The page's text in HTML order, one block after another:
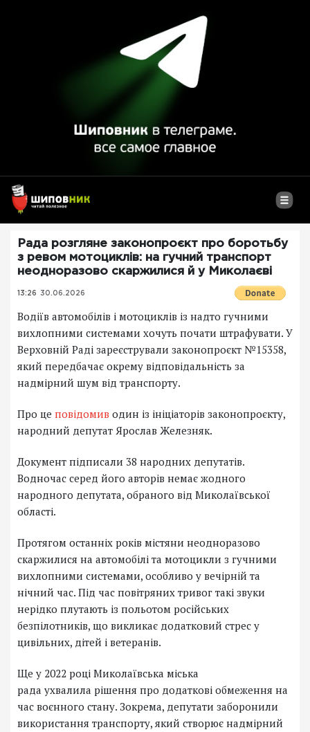
Рада розгляне законопроєкт про боротьбу
з ревом мотоциклів: на гучний транспорт
неодноразово скаржилися й у Миколаєві
13:26 30.06.2026
Водіїв автомобілів і мотоциклів із надто гучними
вихлопними системами хочуть почати штрафувати. У
Верховній Раді зареєстрували законопроєкт №15358,
який передбачає окрему відповідальність за
надмірний шум від транспорту.
Про це повідомив один із ініціаторів законопроєкту,
народний депутат Ярослав Железняк.
Документ підписали 38 народних депутатів.
Водночас серед його авторів немає жодного
народного депутата, обраного від Миколаївської
області.
Протягом останніх років містяни неодноразово
скаржилися на автомобілі та мотоцикли з гучними
вихлопними системами, особливо у вечірній та
нічний час. Під час повітряних тривог такі звуки
нерідко плутають із польотом російських
безпілотників, що викликає додатковий стрес у
цивільних, дітей і ветеранів.
Ще у 2022 році Миколаївська міська
рада ухвалила рішення про додаткові обмеження на
час воєнного стану. Зокрема, депутати заборонили
використання транспорту, який створює надмірний